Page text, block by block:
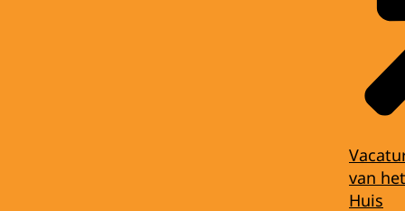
van
Huis